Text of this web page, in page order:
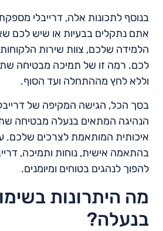
בנוסף לתכונות אלה, דרייבלי
אתם נתקלים בבעיות או שיש לכם
הלמידה שלכם, צוות שירות הלקוחות
לכם. רמה זו של תמיכה מבטיחה
וללא לחץ מההתחלה ועד הסוף.
בסך הכל, הגישה המקיפה של
הנהיגה המתאים בנעלה מבטיחה
איכותית המותאמת לצרכים שלכם.
בהתאמה אישית, נוחות ותמיכה,
להפוך לנהגים בטוחים ומיומנים.
מה היתרונות
בנעלה?